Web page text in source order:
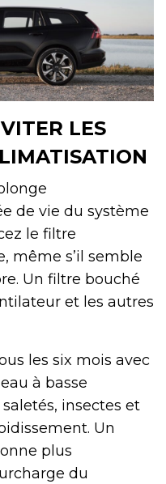
LES
de vie du système
le filtre
même s’il semble
Un filtre bouché
et les autres
les six mois avec
à basse
insectes et
Un
plus
du